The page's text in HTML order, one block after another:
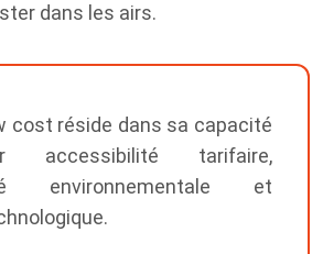
dans les airs.
cost réside dans sa capacité
accessibilité tarifaire,
environnementale et